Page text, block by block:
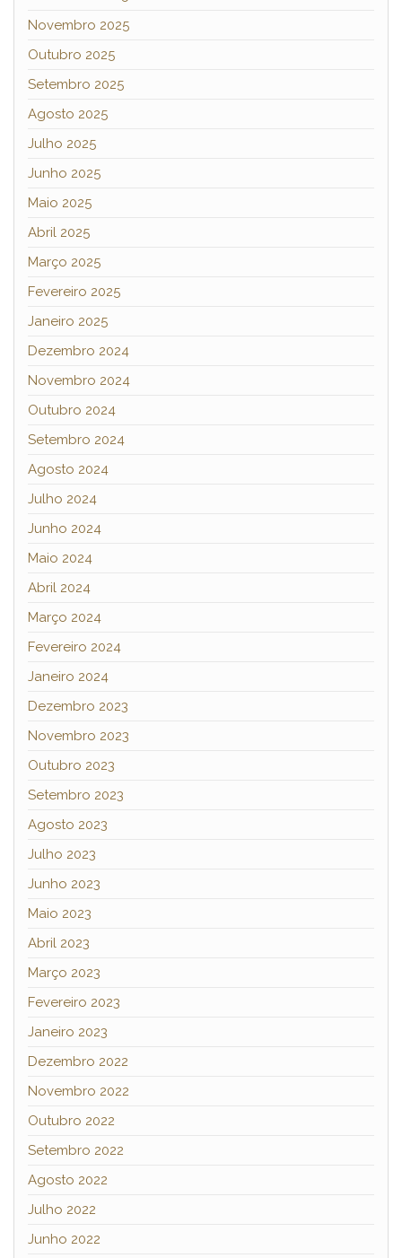
Novembro 2025
Outubro 2025
Setembro 2025
Agosto 2025
Julho 2025
Junho 2025
Maio 2025
Abril 2025
Março 2025
Fevereiro 2025
Janeiro 2025
Dezembro 2024
Novembro 2024
Outubro 2024
Setembro 2024
Agosto 2024
Julho 2024
Junho 2024
Maio 2024
Abril 2024
Março 2024
Fevereiro 2024
Janeiro 2024
Dezembro 2023
Novembro 2023
Outubro 2023
Setembro 2023
Agosto 2023
Julho 2023
Junho 2023
Maio 2023
Abril 2023
Março 2023
Fevereiro 2023
Janeiro 2023
Dezembro 2022
Novembro 2022
Outubro 2022
Setembro 2022
Agosto 2022
Julho 2022
Junho 2022